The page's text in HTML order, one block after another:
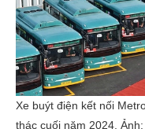
Xe buýt điện kết nối
thác cuối năm 2024. Ảnh: